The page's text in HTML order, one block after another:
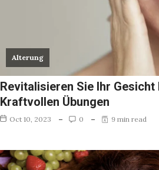
Alterung
Revitalisieren Sie Ihr Gesicht
Kraftvollen Übungen
Oct 10, 2023 0 9 min read